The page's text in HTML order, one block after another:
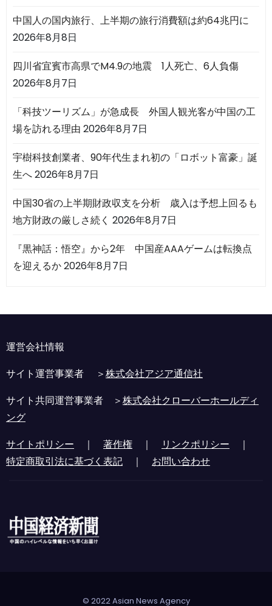
中国人の国内旅行、上半期の旅行消費額は約64兆円に
2026年8月8日
四川省宜賓市高県でM4.9の地震 1人死亡、6人負傷
2026年8月7日
「科技ツーリズム」が急成長 外国人観光客が中国の工
場を訪れる理由 2026年8月7日
宇樹科技創業者、90年代生まれ初の「ロボット富豪」誕
生へ2026年8月7日
中国30省の上半期財政収支を分析 歳入は予想上回るも
地方財政の厳しさ続く 2026年8月7日
『黒神話：悟空』から2年 中国産AAAゲームは転換点
を迎えるか2026年8月7日
運営会社情報
サイト運営事業者 ＞株式会社アジア通信社
サイト共同運営事業者 ＞株式会社クローバーホールディ
ング
サイトポリシー ｜ 著作権 ｜ リンクポリシー ｜
特定商取引法に基づく表記 ｜ お問い合わせ
© 2022 Asian News Agency